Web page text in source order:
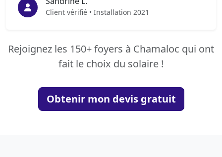
Client vérifié • Installation 2021
Rejoignez les 150+ foyers à Chamaloc qui ont
fait le choix du solaire !
Obtenir mon devis gratuit